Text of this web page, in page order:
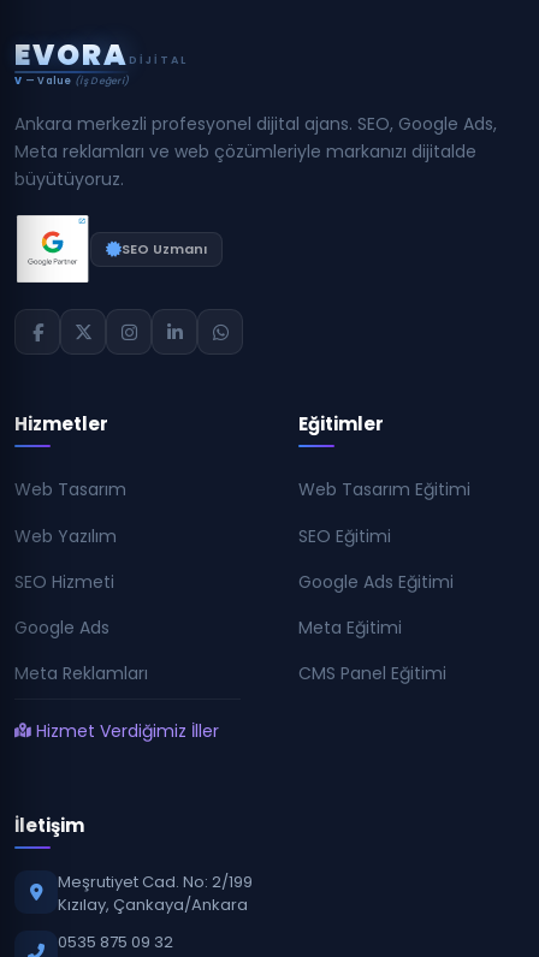
EVORA DIJITAL
V — Value (İş Değeri)
Ankara merkezli profesyonel dijital ajans. SEO, Google Ads,
Meta reklamları ve web çözümleriyle markanızı dijitalde
büyütüyoruz.
SEO Uzmanı
Hizmetler
Web Tasarım
Web Yazılım
SEO Hizmeti
Google Ads
Meta Reklamları
Hizmet Verdiğimiz İller
Eğitimler
Web Tasarım Eğitimi
SEO Eğitimi
Google Ads Eğitimi
Meta Eğitimi
CMS Panel Eğitimi
İletişim
Meşrutiyet Cad. No: 2/199
Kızılay, Çankaya/Ankara
0535 875 09 32